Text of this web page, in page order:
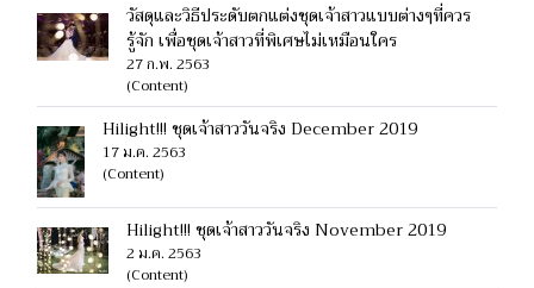
วัสดุและวิธีประดับตกแต่งชุดเจ้าสาวแบบต่างๆที่ควร
รู้จัก เพื่อชุดเจ้าสาวที่พิเศษไม่เหมือนใคร
27 ก.พ. 2563
(Content)
Hilight!!! ชุดเจ้าสาววันจริง December 2019
17 ม.ค. 2563
(Content)
Hilight!!! ชุดเจ้าสาววันจริง November 2019
2 ม.ค. 2563
(Content)